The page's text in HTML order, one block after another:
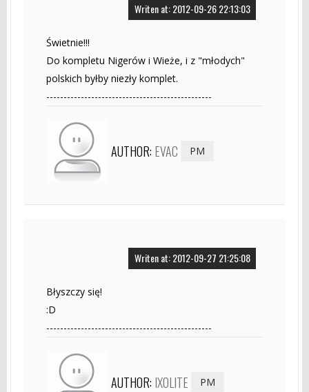
Writen at: 2012-09-26 22:13:03
Świetnie!!!
Do kompletu Nigerów i Wieże, i z "młodych"
polskich byłby niezły komplet.
------------------------------------------------
AUTHOR: EVAC PM
Writen at: 2012-09-27 21:25:08
Błyszczy się!
:D
------------------------------------------------
AUTHOR: IXOLITE PM